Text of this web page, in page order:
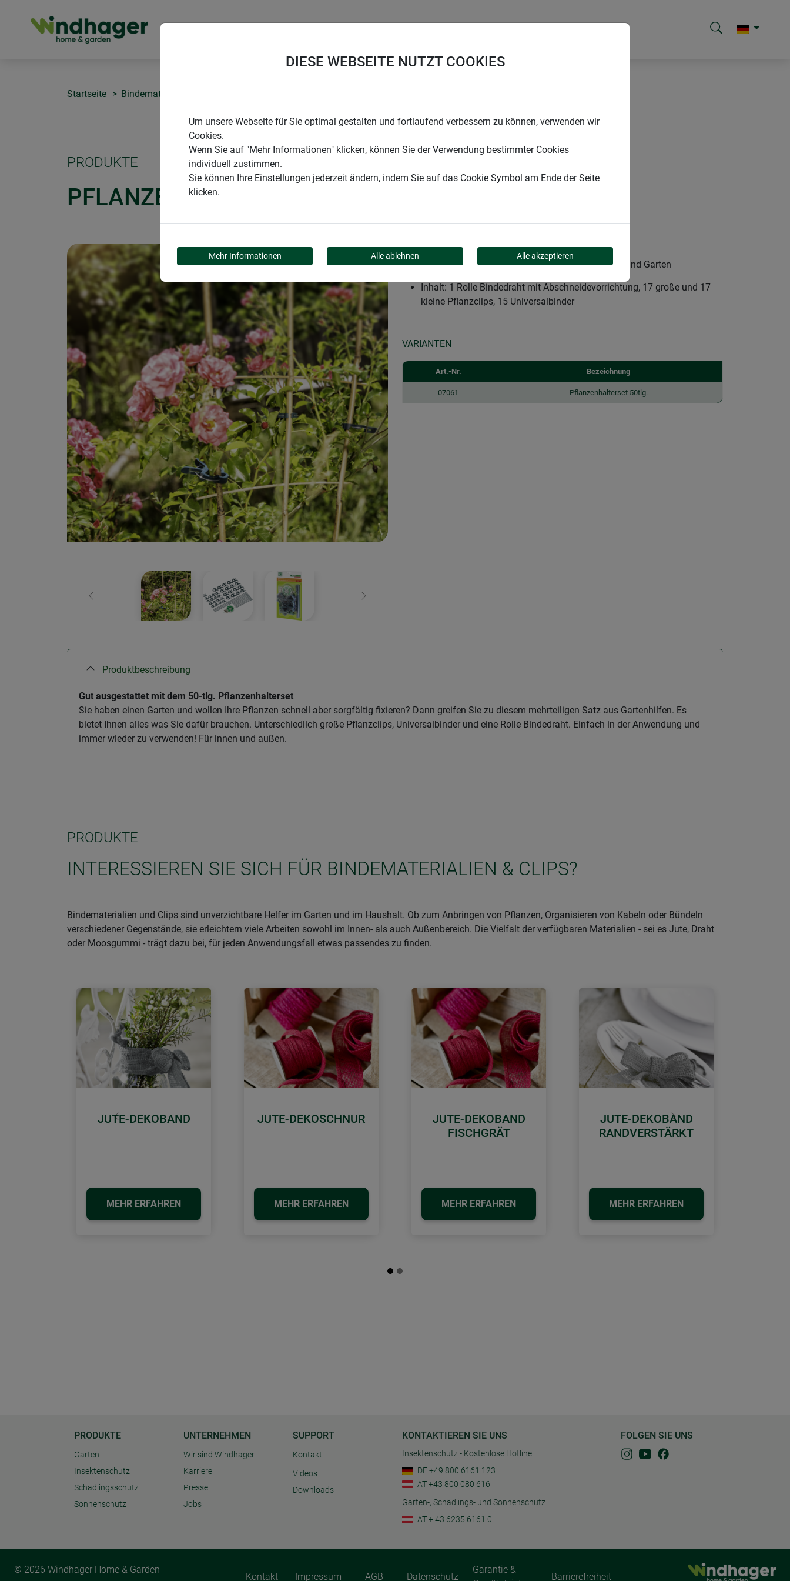
Startseite Bindematerialien & Clips
PRODUKTE
PFLANZENHALTERSET
Zurück Weiter
50-tlg. Set zum Befestigen Ihrer Pflanzen in Haus und Garten
Inhalt: 1 Rolle Bindedraht mit Abschneidevorrichtung, 17 große und 17
kleine Pflanzclips, 15 Universalbinder
VARIANTEN
Art.-Nr. Bezeichnung
07061 Pflanzenhalterset 50tlg.
Produktbeschreibung
​Gut ausgestattet mit dem 50-tlg. Pflanzenhalterset
Sie haben einen Garten und wollen Ihre Pflanzen schnell aber sorgfältig fixieren? Dann greifen Sie zu diesem mehrteiligen Satz aus Gartenhilfen. Es
bietet Ihnen alles was Sie dafür brauchen. Unterschiedlich große Pflanzclips, Universalbinder und eine Rolle Bindedraht. Einfach in der Anwendung und
immer wieder zu verwenden! Für innen und außen.
PRODUKTE
INTERESSIEREN SIE SICH FÜR BINDEMATERIALIEN & CLIPS?
Bindematerialien und Clips sind unverzichtbare Helfer im Garten und im Haushalt. Ob zum Anbringen von Pflanzen, Organisieren von Kabeln oder Bündeln
verschiedener Gegenstände, sie erleichtern viele Arbeiten sowohl im Innen- als auch Außenbereich. Die Vielfalt der verfügbaren Materialien - sei es Jute, Draht
oder Moosgummi - trägt dazu bei, für jeden Anwendungsfall etwas passendes zu finden.
JUTE-DEKOBAND
MEHR ERFAHREN
JUTE-DEKOSCHNUR
MEHR ERFAHREN
JUTE-DEKOBAND
FISCHGRÄT
MEHR ERFAHREN
JUTE-DEKOBAND
RANDVERSTÄRKT
MEHR ERFAHREN
Zurück Weiter
PRODUKTE
Garten
Insektenschutz
Schädlingsschutz
Sonnenschutz
UNTERNEHMEN
Wir sind Windhager
Karriere
Presse
Jobs
SUPPORT
Kontakt
Videos
Downloads
KONTAKTIEREN SIE UNS
Insektenschutz - Kostenlose Hotline
DE +49 800 6161 123
AT +43 800 080 616
Garten-, Schädlings- und Sonnenschutz
AT + 43 6235 6161 0
FOLGEN SIE UNS
© 2026 Windhager Home & Garden
Kontakt Impressum AGB Datenschutz
Garantie &
Barrierefreiheit
DIESE WEBSEITE NUTZT COOKIES
Um unsere Webseite für Sie optimal gestalten und fortlaufend verbessern zu können, verwenden wir
Cookies.
Wenn Sie auf "Mehr Informationen" klicken, können Sie der Verwendung bestimmter Cookies
individuell zustimmen.
Sie können Ihre Einstellungen jederzeit ändern, indem Sie auf das Cookie Symbol am Ende der Seite
klicken.
Mehr Informationen Alle ablehnen Alle akzeptieren